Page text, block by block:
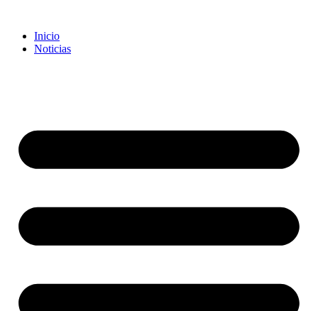
Inicio
Noticias